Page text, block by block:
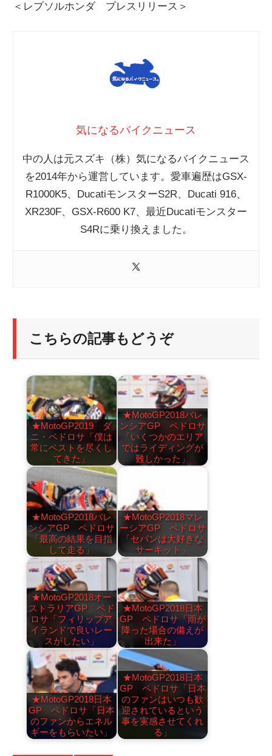
＜レプソルホンダ プレスリリース＞
気になるバイクニュース
中の人は元スズキ（株）気になるバイクニュース
を2014年から運営しています。愛車遍歴はGSX-
R1000K5、DucatiモンスターS2R、Ducati 916、
XR230F、GSX-R600 K7、最近Ducatiモンスター
S4Rに乗り換えました。
こちらの記事もどうぞ
★MotoGP2019 ダ
ニ・ペドロサ「僕は
常にベストを尽くし
てきた」
★MotoGP2018バレ
ンシアGP ペドロサ
「いくつかのエリア
ではライディングが
難しかった」
★MotoGP2018バレ
ンシアGP ペドロサ
「最高の結果を目指
して走る」
★MotoGP2018マレ
ーシアGP ペドロサ
「セパンは大好きな
サーキット」
★MotoGP2018オー
ストラリアGP ペド
ロサ「フィリップア
イランドで良いレー
スがしたい」
★MotoGP2018日本
GP ペドロサ「雨が
降った場合の備えが
出来た」
★MotoGP2018日本
GP ペドロサ「日本
のファンからエネル
ギーをもらいたい」
★MotoGP2018日本
GP ペドロサ「日本
のファンはいつも歓
迎されているという
事を実感させてくれ
る」